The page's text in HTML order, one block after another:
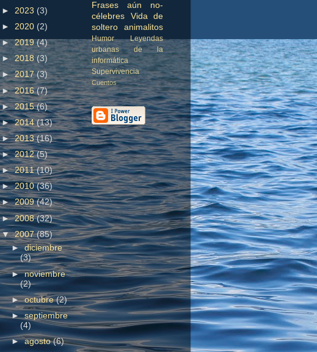
► 2023 (3)
► 2020 (2)
►2019(4)
►2018 (3)
►2017(3)
►2016(7)
►2015(6)
►2014(13)
►2013(16)
►2012(5)
►2011(10)
►2010(36)
►2009(42)
►2008(32)
▼2007(85)
►diciembre
(3)
►noviembre
(2)
►octubre(2)
►septiembre
(4)
►agosto(6)
Frases aún no-
célebres
Vida de
soltero
animalitos
Humor
Leyendas
urbanas de la
informática
Supervivencia
Cuentos